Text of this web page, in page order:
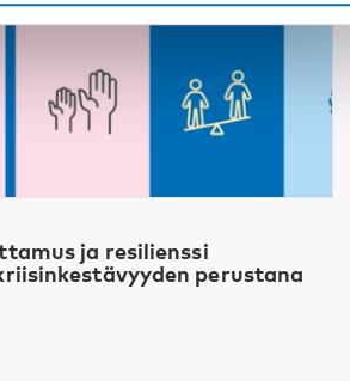
ja resilienssi
perustana